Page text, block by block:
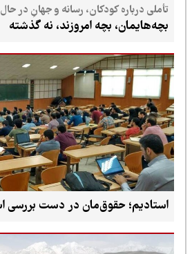
تأملی درباره کودکان، رسانه و جهانِ در حال تغییر
بچه‌هایمان، بچه امروزند، نه گذشته
استادیم؛ حقوق‌مان در دست بررسی است